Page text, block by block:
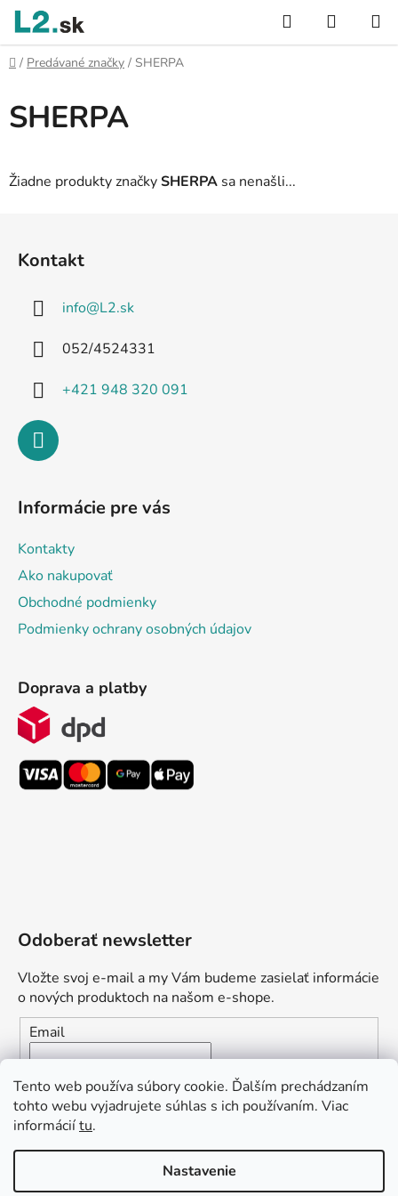
Tento web používa súbory cookie. Ďalším prechádzaním
tohto webu vyjadrujete súhlas s ich používaním. Viac
informáciítu.
Nastavenie
Prejsť
obsah
Hľadať
KOŠÍK
Domov
/ Predávané značky / SHERPA
SHERPA
Žiadne produkty značkySHERPA sa nenašli...
Kontakt
info@L2.sk
052/4524331
+421 948 320 091
Informácie pre vás
Kontakty
Ako nakupovať
Obchodné podmienky
Podmienky ochrany osobných údajov
Doprava a platby
Odoberať newsletter
Vložte svoj e-mail a my Vám budeme zasielať informácie
o nových produktoch na našom e-shope.
Email
Vložením e-mailu súhlasíte s
podmienkami ochrany
osobných údajov
môžem pomôcť?“